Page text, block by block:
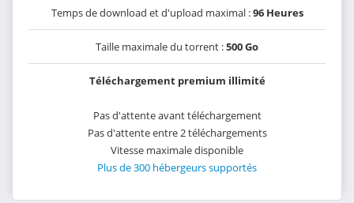
Temps de download et d'upload maximal :96 Heures
Taille maximale du torrent :500 Go
Téléchargement premium illimité
Pas d'attente avant téléchargement
Pas d'attente entre 2 téléchargements
Vitesse maximale disponible
Plus de 300 hébergeurs supportés